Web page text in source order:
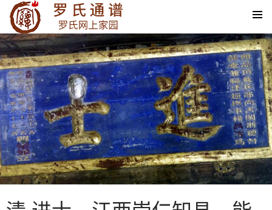
SKIP TO CONTENT